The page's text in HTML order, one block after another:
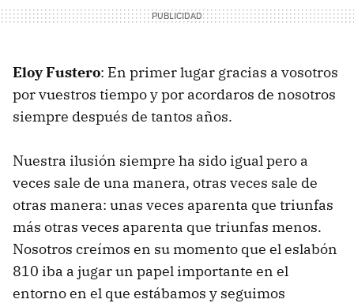
Eloy Fustero: En primer lugar gracias a vosotros
por vuestros tiempo y por acordaros de nosotros
siempre después de tantos años.
Nuestra ilusión siempre ha sido igual pero a
veces sale de una manera, otras veces sale de
otras manera: unas veces aparenta que triunfas
más otras veces aparenta que triunfas menos.
Nosotros creímos en su momento que el eslabón
810 iba a jugar un papel importante en el
entorno en el que estábamos y seguimos